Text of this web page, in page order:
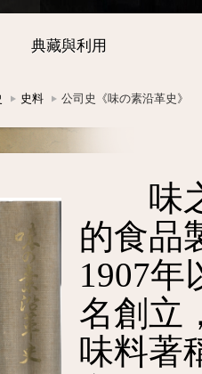
典藏與利用
史料 公司史《味の素沿革史》
味之
的食品
1907年
名創立
味料著